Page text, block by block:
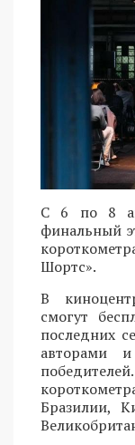
С 6 по 8
финальный
Шортс».
В
смогут
последних
авторами
Бразилии,